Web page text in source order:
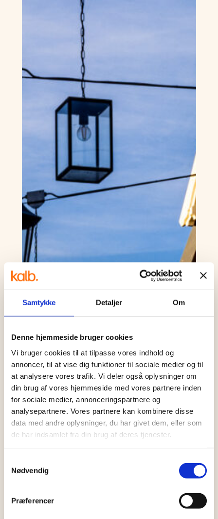
Samtykke Detaljer Om
Denne hjemmeside bruger cookies
Vi bruger cookies til at tilpasse vores indhold og
annoncer, til at vise dig funktioner til sociale medier og til
at analysere vores trafik. Vi deler også oplysninger om
din brug af vores hjemmeside med vores partnere inden
for sociale medier, annonceringspartnere og
analysepartnere. Vores partnere kan kombinere disse
data med andre oplysninger, du har givet dem, eller som
de har indsamlet fra din brug af deres tjenester.
Nødvendig
Præferencer